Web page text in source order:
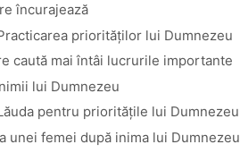
încurajează
priorităților lui Dumnezeu
caută mai întâi lucrurile importante
lui Dumnezeu
pentru prioritățile lui Dumnezeu
unei femei după inima lui Dumnezeu